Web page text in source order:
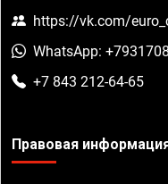
https://vk.com/
WhatsApp:
+7 843 212-64-65
Правовая